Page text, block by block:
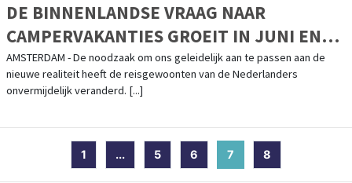
DE BINNENLANDSE VRAAG NAAR
CAMPERVAKANTIES GROEIT IN JUNI EN
JULI 900% IN VERGELIJKING MET VORIG
JAAR
AMSTERDAM - De noodzaak om ons geleidelijk aan te passen aan de
nieuwe realiteit heeft de reisgewoonten van de Nederlanders
onvermijdelijk veranderd. [...]
1 ... 5 6 7 (current)
8